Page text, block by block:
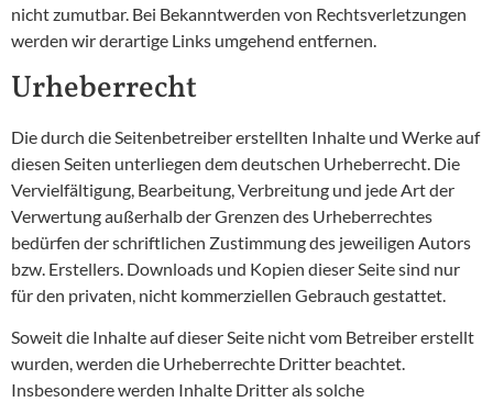
nicht zumutbar. Bei Bekanntwerden von Rechtsverletzungen
werden wir derartige Links umgehend entfernen.
Urheberrecht
Die durch die Seitenbetreiber erstellten Inhalte und Werke auf
diesen Seiten unterliegen dem deutschen Urheberrecht. Die
Vervielfältigung, Bearbeitung, Verbreitung und jede Art der
Verwertung außerhalb der Grenzen des Urheberrechtes
bedürfen der schriftlichen Zustimmung des jeweiligen Autors
bzw. Erstellers. Downloads und Kopien dieser Seite sind nur
für den privaten, nicht kommerziellen Gebrauch gestattet.
Soweit die Inhalte auf dieser Seite nicht vom Betreiber erstellt
wurden, werden die Urheberrechte Dritter beachtet.
Insbesondere werden Inhalte Dritter als solche